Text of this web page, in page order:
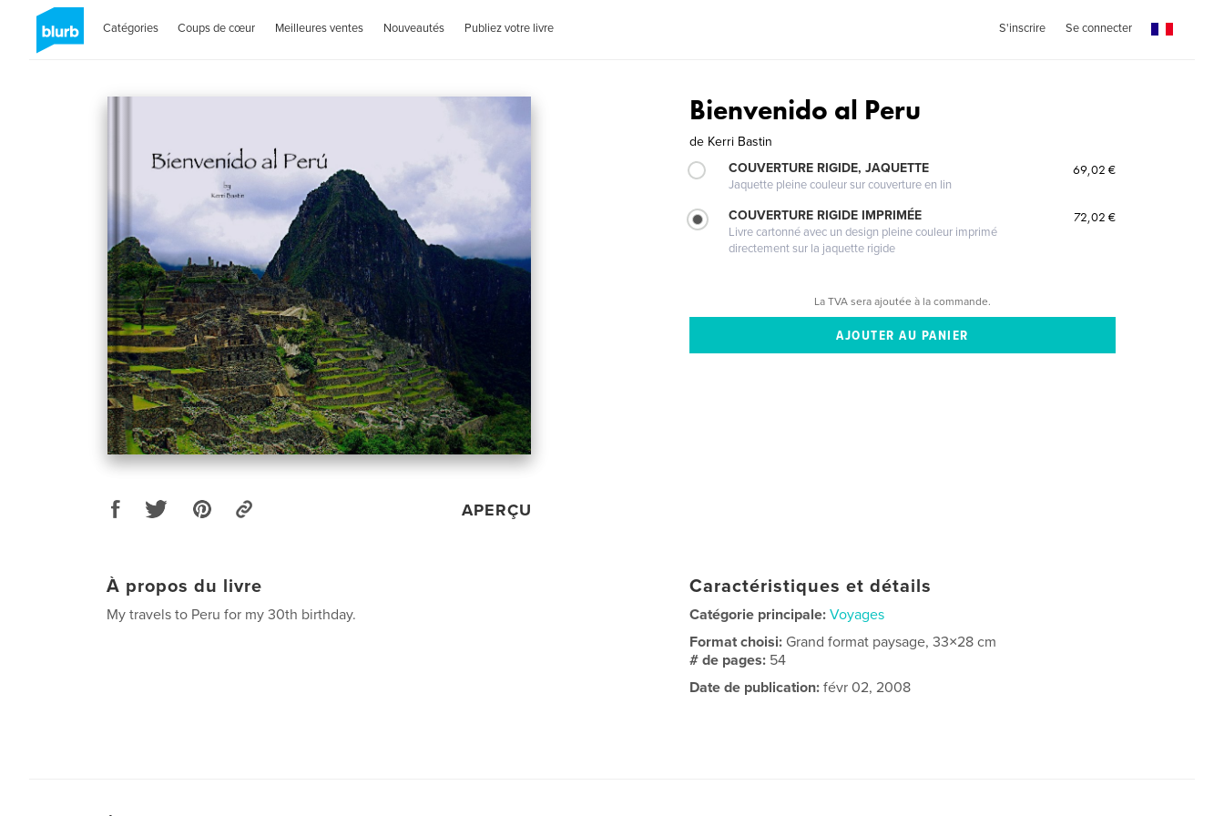
Catégories Coups de cœur Meilleures ventes Nouveautés Publiez votre livre S'inscrire Se connecter
APERÇU
Bienvenido al Peru
de Kerri Bastin
COUVERTURE RIGIDE, JAQUETTE
Jaquette pleine couleur sur couverture en lin
69,02 €
COUVERTURE RIGIDE IMPRIMÉE
Livre cartonné avec un design pleine couleur imprimé
directement sur la jaquette rigide
72,02 €
La TVA sera ajoutée à la commande.
À propos du livre
My travels to Peru for my 30th birthday.
Caractéristiques et détails
Catégorie principale: Voyages
Format choisi: Grand format paysage, 33×28 cm
# de pages: 54
Date de publication: févr 02, 2008